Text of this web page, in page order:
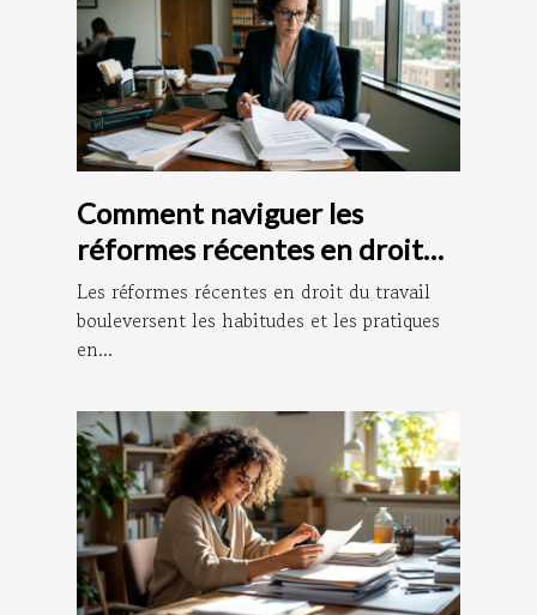
Comment naviguer les
réformes récentes en droit
du travail ?
Les réformes récentes en droit du travail
bouleversent les habitudes et les pratiques
en...